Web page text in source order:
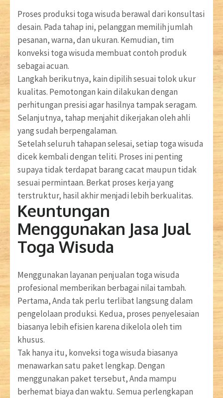
Proses produksi toga wisuda berawal dari konsultasi
desain. Pada tahap ini, pelanggan memilih jumlah
pesanan, warna, dan ukuran. Kemudian, tim
konveksi toga wisuda membuat contoh produk
sebagai acuan.
Langkah berikutnya, kain dipilih sesuai tolok ukur
kualitas. Pemotongan kain dilakukan dengan
perhitungan presisi agar hasilnya tampak seragam.
Selanjutnya, tahap menjahit dikerjakan oleh ahli
yang sudah berpengalaman.
Setelah seluruh tahapan selesai, setiap toga wisuda
dicek kembali dengan teliti. Proses ini penting
supaya tidak terdapat barang cacat maupun tidak
sesuai permintaan. Berkat proses kerja yang
terstruktur, hasil akhir menjadi lebih berkualitas.
Keuntungan
Menggunakan Jasa Jual
Toga Wisuda
Menggunakan layanan penjualan toga wisuda
profesional memberikan berbagai nilai tambah.
Pertama, Anda tak perlu terlibat langsung dalam
pengelolaan produksi. Kedua, proses penyelesaian
biasanya lebih efisien karena dikelola oleh tim
khusus.
Tak hanya itu, konveksi toga wisuda biasanya
menawarkan satu paket lengkap. Dengan
menggunakan paket tersebut, Anda mampu
berhemat biaya dan waktu. Semua perlengkapan